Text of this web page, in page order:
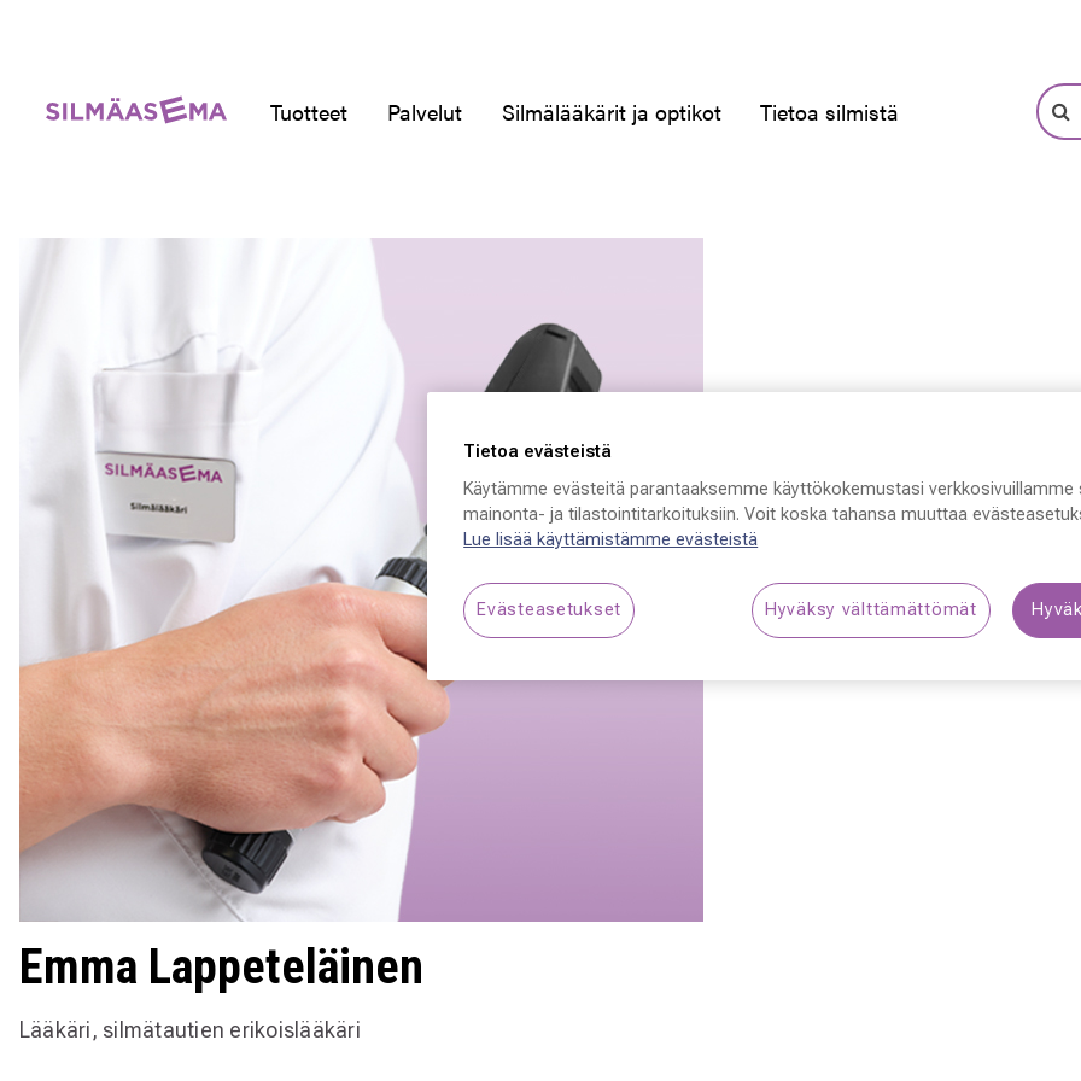
Tuotteet Palvelut Silmälääkärit ja optikot Tietoa silmistä
Varaa aika
Emma Lappeteläinen
Lääkäri, silmätautien erikoislääkäri
Tietoa evästeistä
Käytämme evästeitä parantaaksemme käyttökokemustasi verkkosivuillamme
mainonta- ja tilastointitarkoituksiin. Voit koska tahansa muuttaa
Lue lisää käyttämistämme evästeistä
Evästeasetukset Hyväksy välttämättömät